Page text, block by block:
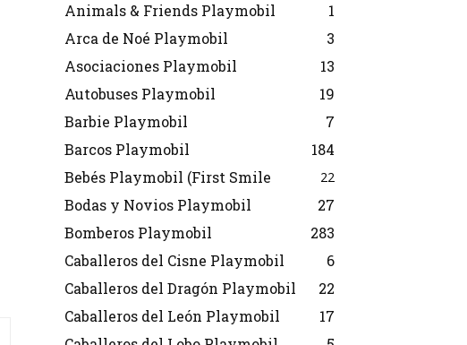
Animals & Friends Playmobil
1
Arca de Noé Playmobil
3
Asociaciones Playmobil
13
Autobuses Playmobil
19
Barbie Playmobil
7
Barcos Playmobil
184
Bebés Playmobil (First Smile
22
Bodas y Novios Playmobil
27
Bomberos Playmobil
283
Caballeros del Cisne Playmobil
6
Caballeros del Dragón Playmobil
22
Caballeros del León Playmobil
17